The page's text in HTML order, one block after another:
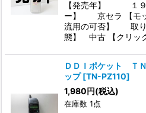
【発売年】 １９
ー】 京セラ 【モ
流用の可否】 取り
態】 中古 【クリッ
ＤＤＩポケット Ｔ
ップ [TN-PZ110]
1,980円(税込)
在庫数 1点